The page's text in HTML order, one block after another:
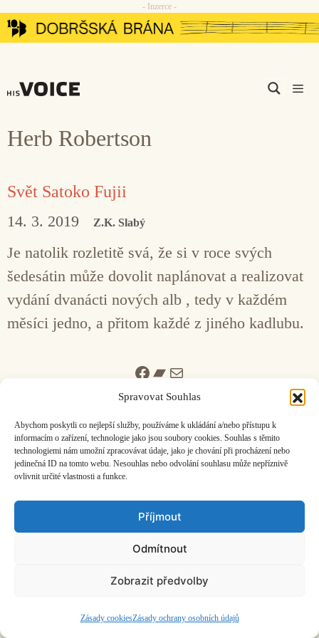
Spravovat Souhlas
Abychom poskytli co nejlepší služby, používáme k ukládání a/nebo přístupu k
informacím o zařízení, technologie jako jsou soubory cookies. Souhlas s těmito
technologiemi nám umožní zpracovávat údaje, jako je chování při procházení nebo
jedinečná ID na tomto webu. Nesouhlas nebo odvolání souhlasu může nepříznivě
ovlivnit určité vlastnosti a funkce.
Příjmout
Odmítnout
Zobrazit předvolby
Zásady cookiesZásady ochrany osobních údajů
Přeskočit
na
- Inzerce -
Herb Robertson
Svět Satoko Fujii
14. 3. 2019 Z.K. Slabý
Je natolik rozletitě svá, že si v roce svých
šedesátin může dovolit naplánovat a realizovat
vydání dvanácti nových alb , tedy v každém
měsíci jedno, a přitom každé z jiného kadlubu.
Facebook
Bandcamp
Mail
ČASOPIS O JINÉ HUDBĚ | vydává Hudební informační středisko
©2026 HISvoice – design a adminAtelier Dokument